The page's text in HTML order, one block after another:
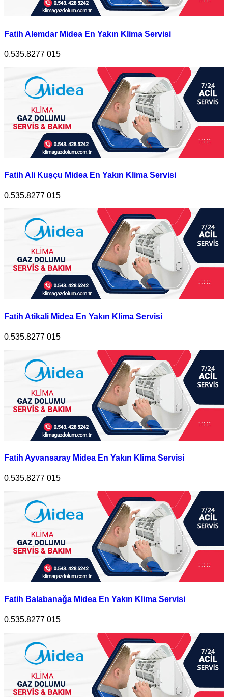
Fatih Alemdar Midea En Yakın Klima Servisi
0.535.8277 015
Fatih Ali Kuşçu Midea En Yakın Klima Servisi
0.535.8277 015
Fatih Atikali Midea En Yakın Klima Servisi
0.535.8277 015
Fatih Ayvansaray Midea En Yakın Klima Servisi
0.535.8277 015
Fatih Balabanağa Midea En Yakın Klima Servisi
0.535.8277 015